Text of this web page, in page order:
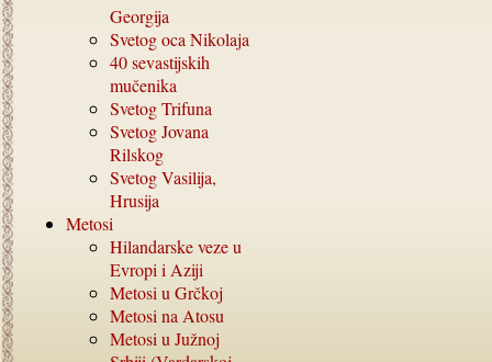
Georgija
Svetog oca Nikolaja
40sevastijskih
mučenika
Svetog Trifuna
Svetog Jovana
Rilskog
Svetog Vasilija,
Hrusija
Metosi
Hilandarske veze u
Evropi i Aziji
Metosi u Grčkoj
Metosi na Atosu
Metosi u Južnoj